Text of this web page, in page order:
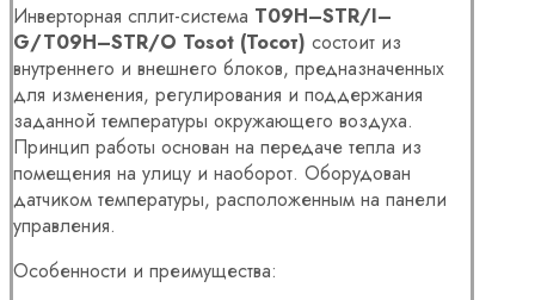
Инверторная cплит-система T09H–STR/I–
G/T09H–STR/O Tosot (Тосот) состоит из
внутреннего и внешнего блоков, предназначенных
для изменения, регулирования и поддержания
заданной температуры окружающего воздуха.
Принцип работы основан на передаче тепла из
помещения на улицу и наоборот. Оборудован
датчиком температуры, расположенным на панели
управления.
Особенности и преимущества: